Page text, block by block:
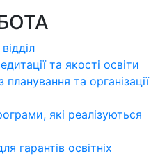
та якості освіти
та організації
які реалізуються
гарантів освітніх